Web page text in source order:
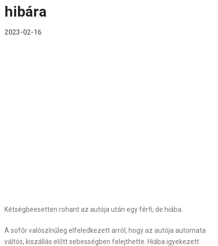
hibára
2023-02-16
Kétségbeesetten rohant az autója után egy férfi, de hiába.
A sofőr valószínűleg elfeledkezett arról, hogy az autója automata
váltós, kiszállás előtt sebességben felejthette. Hiába igyekezett